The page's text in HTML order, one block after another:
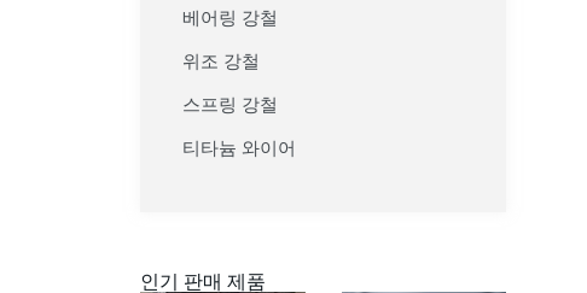
베어링 강철
위조 강철
스프링 강철
티타늄 와이어
인기 판매 제품